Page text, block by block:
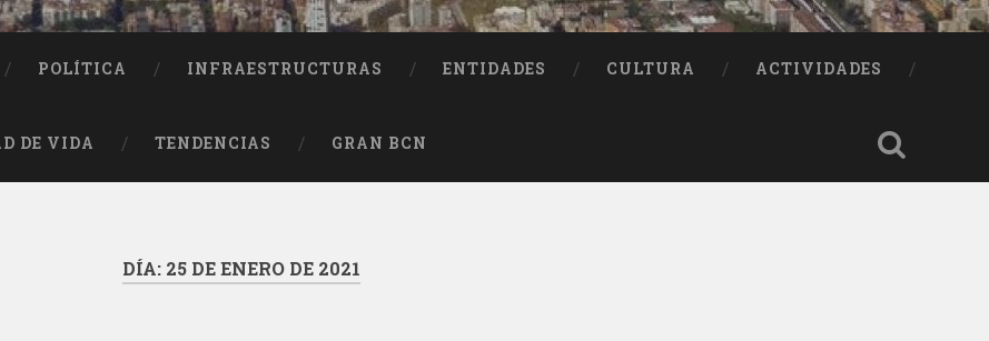
POLÍTICA INFRAESTRUCTURAS ENTIDADES CULTURA ACTIVIDADES
DE VIDA TENDENCIAS GRAN BCN
DÍA: 25 DE ENERO DE 2021